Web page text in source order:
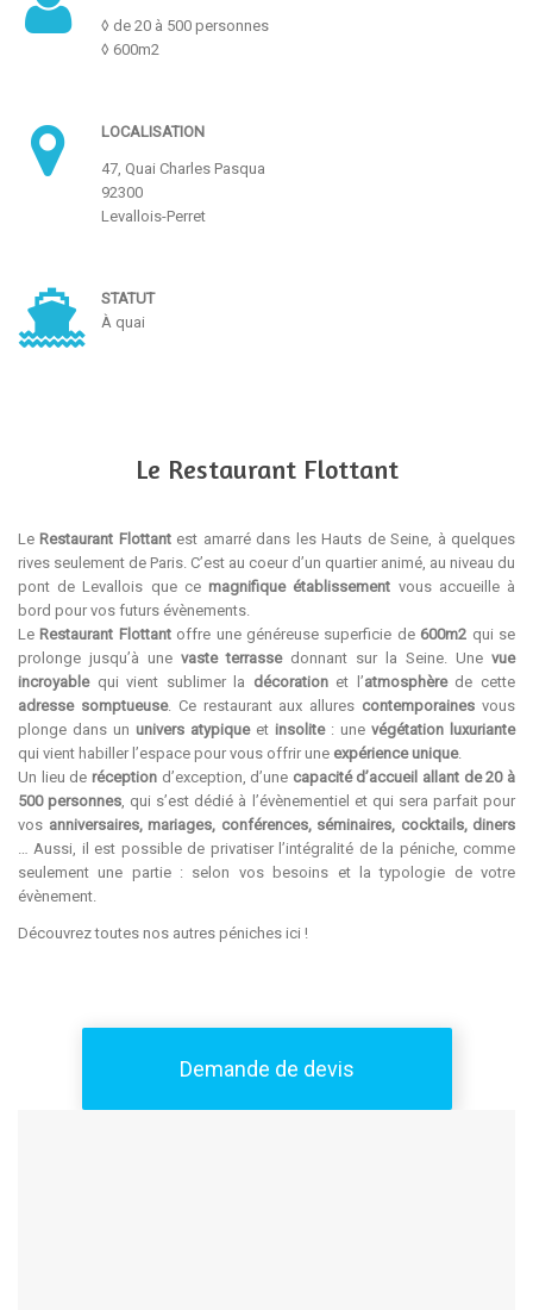
◊ de 20 à 500 personnes
◊ 600m2
LOCALISATION
47, Quai Charles Pasqua
92300
Levallois-Perret
STATUT
À quai
Le Restaurant Flottant
LeRestaurant Flottantest amarré dans les Hauts de Seine, à quelques
rives seulement de Paris. C’est au coeur d’un quartier animé, au niveau du
pont de Levallois que cemagnifique établissement vous accueille à
bord pour vos futurs évènements.
LeRestaurant Flottantoffre une généreuse superficie de 600m2 qui se
prolonge jusqu’à une vaste terrassedonnant sur la Seine. Une vue
incroyablequi vient sublimer la décorationet l’atmosphèrede cette
adresse somptueuse. Ce restaurant aux allures contemporaines vous
plonge dans un univers atypiqueet insolite: une végétation luxuriante
qui vient habiller l’espace pour vous offrir une expérience unique.
Un lieu de réceptiond’exception, d’une capacité d’accueil allant de 20 à
500 personnes , qui s’est dédié à l’évènementiel et qui sera parfait pour
vos anniversaires, mariages, conférences, séminaires, cocktails, diners
… Aussi, il est possible de privatiser l’intégralité de la péniche, comme
seulement une partie : selon vos besoins et la typologie de votre
évènement.
Découvrez toutes nos autres péniches ici !
Demande de devis